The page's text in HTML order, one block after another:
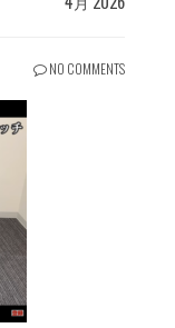
NO COMMENTS